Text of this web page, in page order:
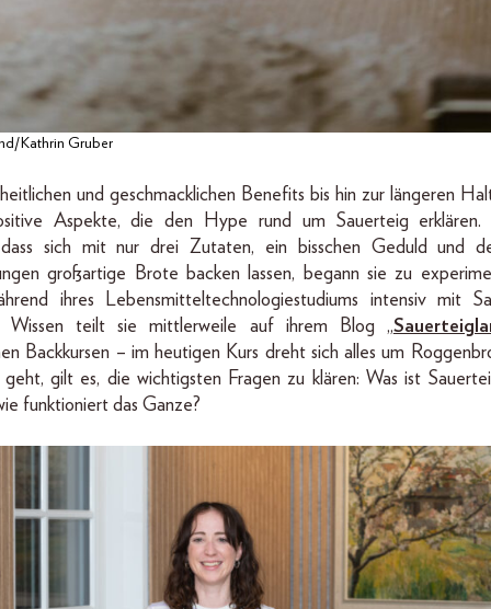
Kathrin Gruber
und geschmacklichen Benefits bis hin zur längeren
Aspekte, die den Hype rund um Sauerteig erklären.
sich mit nur drei Zutaten, ein bisschen Geduld und
großartige Brote backen lassen, begann sie zu
ihres Lebensmitteltechnologiestudiums intensiv mit
Wissen teilt sie mittlerweile auf ihrem Blog „
Backkursen – im heutigen Kurs dreht sich alles um
geht, gilt es, die wichtigsten Fragen zu klären: Was ist
funktioniert das Ganze?